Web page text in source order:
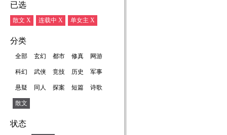
已选
散文 X 连载中 X 单女主 X
分类
全部 玄幻 都市 修真 网游
科幻 武侠 竞技 历史 军事
悬疑 同人 探案 短篇 诗歌
散文
状态